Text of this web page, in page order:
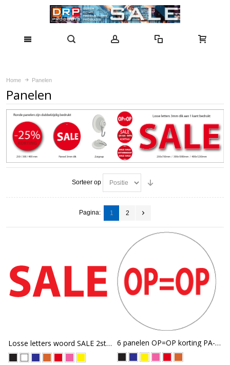
Home Panelen
Panelen
Sorteer op
Pagina: 1 2
Losse letters woord SALE 2stuks 3mm dik PA-22 6 panelen OP=OP korting PA-21